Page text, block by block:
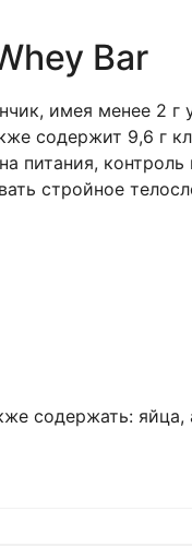
Bar
имея менее
содержит 9,6 г
питания,
стройное
содержать: яйца,